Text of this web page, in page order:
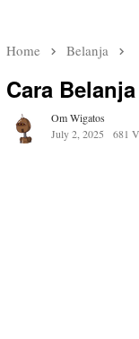
Home Belanja
Cara
Om Wigatos
July 2, 2025
681